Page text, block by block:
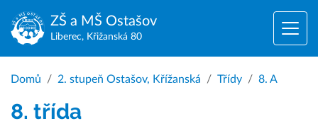
ZŠ a MŠ Ostašov
Liberec, Křižanská 80
Domů 2. stupeň Ostašov, Křížanská Třídy 8. A
8. třída